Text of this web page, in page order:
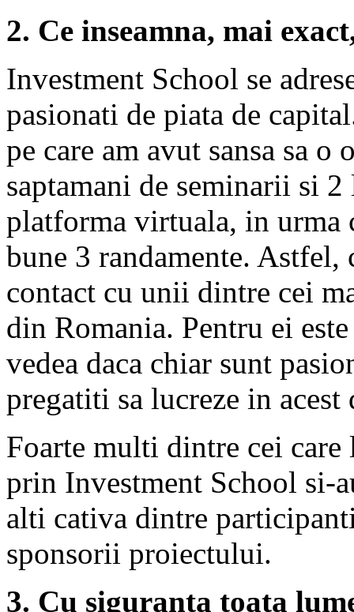
2. Ce inseamna, mai
Investment School se
pasionati de piata de
pe care am avut sansa sa o
saptamani de seminarii si
platforma virtuala, in urma
bune 3 randamente.
contact cu unii dintre cei
din Romania. Pentru ei
vedea daca chiar sunt
pregatiti sa lucreze in acest
Foarte multi dintre cei care
prin Investment School si-
alti cativa dintre
sponsorii proiectului.
3. Cu siguranta toata